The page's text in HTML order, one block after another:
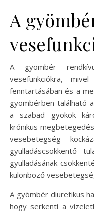
A
A gyömbér
vesefunkciókra,
fenntartásában és a
gyömbérben található
a szabad gyökök
krónikus
vesebetegség
gyulladáscsökkentő
gyulladásának
különböző
A gyömbér diuretikus
hogy serkenti a